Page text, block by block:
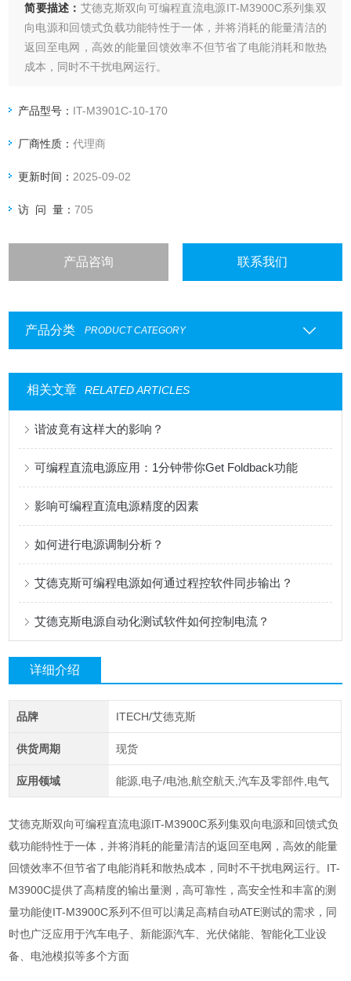
简要描述： 艾德克斯双向可编程直流电源IT-M3900C系列集双
向电源和回馈式负载功能特性于一体，并将消耗的能量清洁的
返回至电网，高效的能量回馈效率不但节省了电能消耗和散热
成本，同时不干扰电网运行。
产品型号： IT-M3901C-10-170
厂商性质：代理商
更新时间： 2025-09-02
访 问 量：705
产品咨询 联系我们
产品分类 PRODUCT CATEGORY
相关文章 RELATED ARTICLES
谐波竟有这样大的影响？
可编程直流电源应用：1分钟带你Get Foldback功能
影响可编程直流电源精度的因素
如何进行电源调制分析？
艾德克斯可编程电源如何通过程控软件同步输出？
艾德克斯电源自动化测试软件如何控制电流？
详细介绍
品牌 ITECH/艾德克斯
供货周期 现货
应用领域 能源,电子/电池,航空航天,汽车及零部件,电气
艾德克斯双向可编程直流电源IT-M3900C系列集双向电源和回馈式负
载功能特性于一体，并将消耗的能量清洁的返回至电网，高效的能量
回馈效率不但节省了电能消耗和散热成本，同时不干扰电网运行。IT-
M3900C提供了高精度的输出量测，高可靠性，高安全性和丰富的测
量功能使IT-M3900C系列不但可以满足高精自动ATE测试的需求，同
时也广泛应用于汽车电子、新能源汽车、光伏储能、智能化工业设
备、电池模拟等多个方面